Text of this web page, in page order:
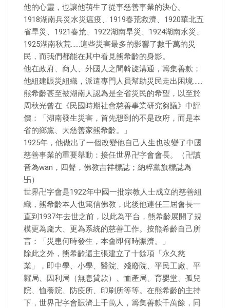
他的心靈，也讓他萌生了從事慈善事業的決心。
1918湖南兵災水災瘟疫、1919春荒救濟、1920華北五
省旱災、1921春荒、1922湖南旱災、1924湖南水災、
1925湖南秋荒……這些災害最多的影響了數千萬的災
民，而我們都能在其中看見熊希齡的身影。
他在政府、商人、外國人之間斡旋溝通，籌集善款；
他組建賑災組織，派遣專門人員幫助災民走出困境……
熊希齡甚至被湖南人認為是全省災民的希望，以至於
周秋光曾在《民國時期社會慈善事業研究芻議》中評
價：「湖南發生災害，首先想到的不是政府，而是本
省的鄉黨、大慈善家熊希齡。」
1925年，他做出了一個改變他自己人生也改變了中國
慈善事業的重要舉動：接任世界卍字會會長。（卍讀
音為wan，四聲，佛教吉祥標誌；納粹黨旗標誌為
卐）
世界卍字會是1922年中國一批宗教人士成立的慈善組
織，熊希齡本人也篤信佛教，此後他連任三屆會長一
直到1937年去世之前，以此為平台，熊希齡展開了規
模更為龐大、更為系統的慈善工作。按熊希齡自己所
言：「災患何時發生，本會即何時賑濟。」
除此之外，熊希齡還主張建立了十餘項「永久慈
業」，即中學、小學、醫院、殘廢院、平民工廠、平
糶局、因利局（無息貸款）、恤產局、育嬰堂、孤兒
院、恤養院、防疫所、印刷所等等。在熊希齡的主持
下，世界卍字會賑濟上千萬人，籌集善款千萬餘，同